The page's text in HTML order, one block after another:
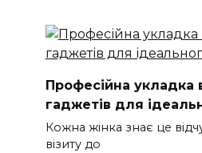
Професійна укладка
гаджетів для
Кожна жінка знає це
візиту до